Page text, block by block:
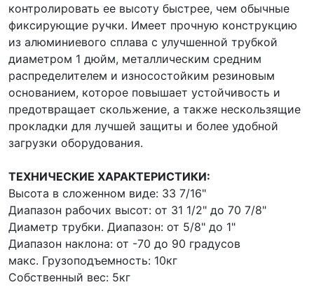
контролировать ее высоту быстрее, чем обычные
фиксирующие ручки. Имеет прочную конструкцию
из алюминиевого сплава с улучшенной трубкой
диаметром 1 дюйм, металлическим средним
распределителем и износостойким резиновым
основанием, которое повышает устойчивость и
предотвращает скольжение, а также нескользящие
прокладки для лучшей защиты и более удобной
загрузки оборудования.
ТЕХНИЧЕСКИЕ ХАРАКТЕРИСТИКИ:
Высота в сложенном виде: 33 7/16"
Диапазон рабочих высот: от 31 1/2" до 70 7/8"
Диаметр трубки. Диапазон: от 5/8" до 1"
Диапазон наклона: от -70 до 90 градусов
макс. Грузоподъемность: 10кг
Собственный вес: 5кг